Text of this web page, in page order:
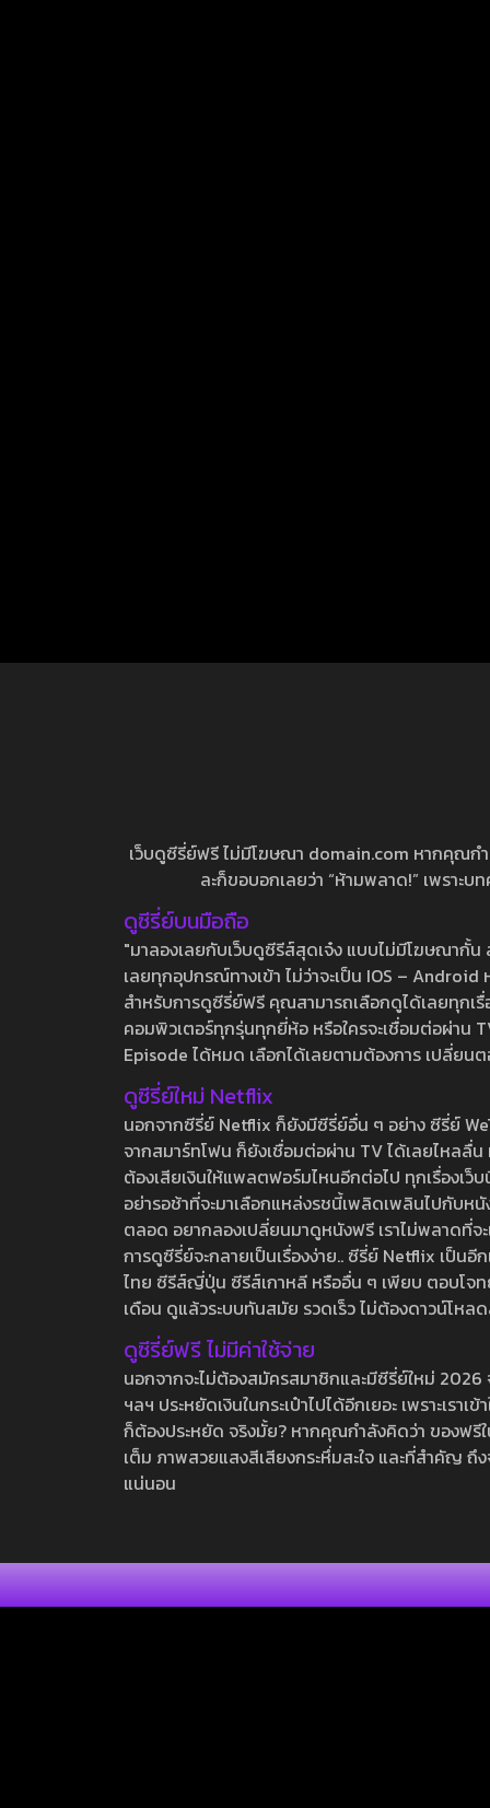
เว็บดูซีรี่ย์ฟรี ไม่มีโฆษณา domain.com หากคุณก
ละก็ขอบอกเลยว่า “ห้ามพลาด!” เพราะ
ดูซีรี่ย์บนมือถือ
"มาลองเลยกับเว็บดูซีรีส์สุดเจ๋ง แบบไม่มีโฆษณากั้
เลยทุกอุปกรณ์ทางเข้า ไม่ว่าจะเป็น IOS –
สำหรับการดูซีรี่ย์ฟรี คุณสามารถเลือกดูได้เลยทุกเ
คอมพิวเตอร์ทุกรุ่นทุกยี่ห้อ หรือใครจะเชื่อมต่อผ่าน
Episode ได้หมด เลือกได้เลยตามต้องการ เปลี่ยน
ดูซีรี่ย์ใหม่ Netflix
นอกจากซีรี่ย์ Netflix ก็ยังมีซีรี่ย์อื่น ๆ อย่าง ซีรี่ย์
จากสมาร์ทโฟน ก็ยังเชื่อมต่อผ่าน TV ได้เลยไหลลื่
ต้องเสียเงินให้แพลตฟอร์มไหนอีกต่อไป ทุกเรื่องเว็
อย่ารอช้าที่จะมาเลือกแหล่งรชนี้เพลิดเพลินไปกับห
ตลอด อยากลองเปลี่ยนมาดูหนังฟรี เราไม่พลาดที่
การดูซีรี่ย์จะกลายเป็นเรื่องง่าย.. ซีรี่ย์ Netflix เป็น
ไทย ซีรีส์ญี่ปุ่น ซีรีส์เกาหลี หรืออื่น ๆ เพียบ ตอบโจท
เดือน ดูแล้วระบบทันสมัย รวดเร็ว ไม่ต้องดาวน์โห
ดูซีรี่ย์ฟรี ไม่มีค่าใช้จ่าย
นอกจากจะไม่ต้องสมัครสมาชิกและมีซีรี่ย์ใหม่
ฯลฯ ประหยัดเงินในกระเป๋าไปได้อีกเยอะ เพราะเร
ก็ต้องประหยัด จริงมั้ย? หากคุณกำลังคิดว่า ของฟ
เต็ม ภาพสวยแสงสีเสียงกระหึ่มสะใจ และที่สำคัญ
แน่นอน